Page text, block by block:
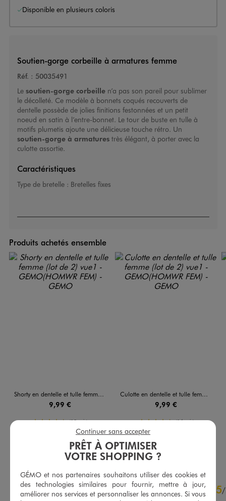
Disponible en plusieurs coloris
Soutien-gorge corbeille à armatures femme
Réf. : 50035491
Le soutien-gorge corbeillen’a pas son pareil pour sublimer
le décolleté. Ce modèle à bonnets coqués recouverts de
dentelle possède de jolies finitions festonnées et un petit
noeud en satin à l’entre-bonnet. Le tour de buste en tulle à
motifs plumetis ajoute une délicieuse touche rétro. Un
soutien-gorge à armaturestrès élégant, à porter avec la
culotte assortie.
Caractéristiques
Type de bretelle : Bretelles fixes
Produits achetés ensemble
Shorty en dentelle et tulle femme (lot de 2)
9,99 €
4.5/5 de moyenne
(15 avis)
AJOUTERAU PANIER
Culotte en dentelle et tulle femme (lot de 2)
9,99 €
4.5/5 de moyenne
(14 avis)
AJOUTER
4.8/5 5/
PRÊT À OPTIMISER
VOTRE SHOPPING ?
GÉMO et nos partenaires souhaitons utiliser des cookies et
des technologies similaires pour fournir, mettre à jour,
améliorer nos services et personnaliser les annonces. Si vous
Continuer sans accepter